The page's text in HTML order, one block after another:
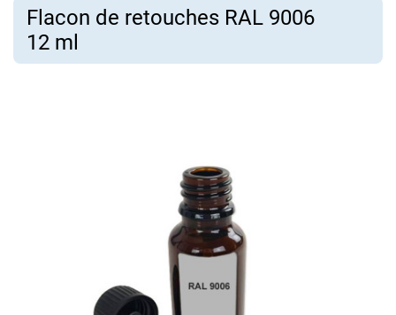
Flacon de retouches RAL 9006
12 ml